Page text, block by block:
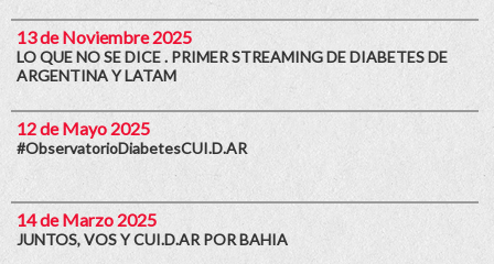
13 de Noviembre 2025
LO QUE NO SE DICE . PRIMER STREAMING DE DIABETES DE
ARGENTINA Y LATAM
12 de Mayo 2025
#ObservatorioDiabetesCUI.D.AR
14 de Marzo 2025
JUNTOS, VOS Y CUI.D.AR POR BAHIA